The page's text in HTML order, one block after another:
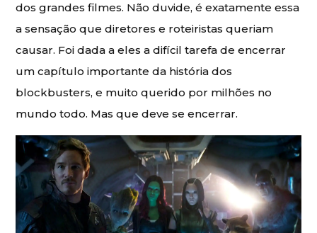
dos grandes filmes. Não duvide, é exatamente essa
a sensação que diretores e roteiristas queriam
causar. Foi dada a eles a difícil tarefa de encerrar
um capítulo importante da história dos
blockbusters, e muito querido por milhões no
mundo todo. Mas que deve se encerrar.